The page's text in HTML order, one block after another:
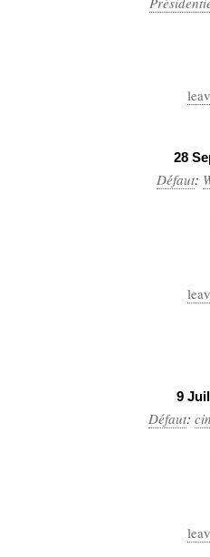
28
Défaut:
9
Défaut: